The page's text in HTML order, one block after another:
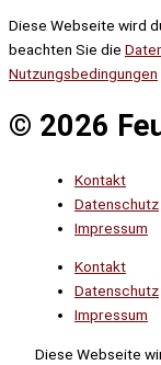
Diese Webseite wird
beachten Sie die
Nutzungsbedingungen
© 2026
Kontakt
Datenschutz
Impressum
Kontakt
Datenschutz
Impressum
Diese Webseite